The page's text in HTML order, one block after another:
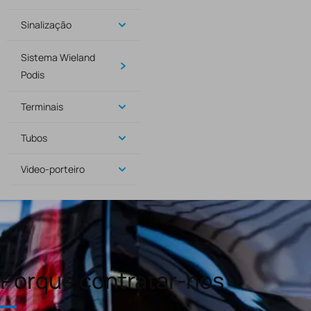
Sinalização
Sistema Wieland
Podis
Terminais
Tubos
Video-porteiro
Porquê contratar-nos